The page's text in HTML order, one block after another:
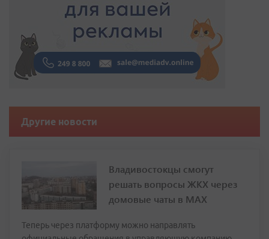
Другие новости
Владивостокцы смогут
решать вопросы ЖКХ через
домовые чаты в МАХ
Теперь через платформу можно направлять